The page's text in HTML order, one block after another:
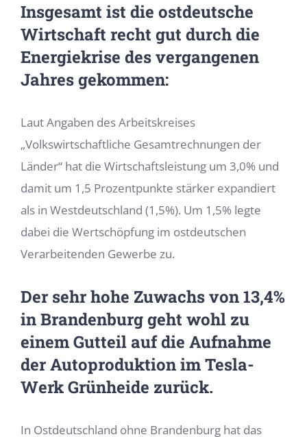
Insgesamt ist die ostdeutsche
Wirtschaft recht gut durch die
Energiekrise des vergangenen
Jahres gekommen:
Laut Angaben des Arbeitskreises
„Volkswirtschaftliche Gesamtrechnungen der
Länder“ hat die Wirtschaftsleistung um 3,0% und
damit um 1,5 Prozentpunkte stärker expandiert
als in Westdeutschland (1,5%). Um 1,5% legte
dabei die Wertschöpfung im ostdeutschen
Verarbeitenden Gewerbe zu.
Der sehr hohe Zuwachs von 13,4%
in Brandenburg geht wohl zu
einem Gutteil auf die Aufnahme
der Autoproduktion im Tesla-
Werk Grünheide zurück.
In Ostdeutschland ohne Brandenburg hat das